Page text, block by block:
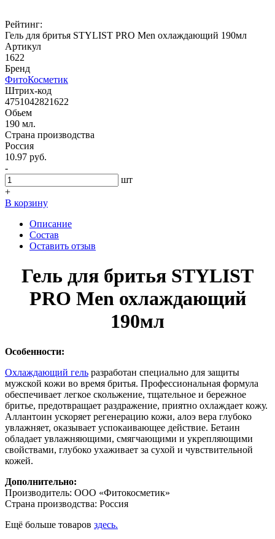
Рейтинг:
Гель для бритья STYLIST PRO Men охлаждающий 190мл
Артикул
1622
Бренд
ФитоКосметик
Штрих-код
4751042821622
Обьем
190 мл.
Страна производства
Россия
10.97 руб.
-
шт
+
В корзину
Описание
Состав
Оставить отзыв
Гель для бритья STYLIST
PRO Men охлаждающий
190мл
Особенности:
Охлаждающий гель разработан специально для защиты
мужской кожи во время бритья. Профессиональная формула
обеспечивает легкое скольжение, тщательное и бережное
бритье, предотвращает раздражение, приятно охлаждает кожу.
Аллантоин ускоряет регенерацию кожи, алоэ вера глубоко
увлажняет, оказывает успокаивающее действие. Бетаин
обладает увлажняющими, смягчающими и укрепляющими
свойствами, глубоко ухаживает за сухой и чувствительной
кожей.
Дополнительно:
Производитель: ООО «Фитокосметик»
Страна производства: Россия
Ещё больше товаров здесь.